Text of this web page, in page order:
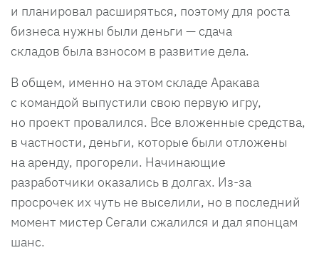
и планировал расширяться, поэтому для роста
бизнеса нужны были деньги — сдача
складов была взносом в развитие дела.
В общем, именно на этом складе Аракава
с командой выпустили свою первую игру,
но проект провалился. Все вложенные средства,
в частности, деньги, которые были отложены
на аренду, прогорели. Начинающие
разработчики оказались в долгах. Из-за
просрочек их чуть не выселили, но в последний
момент мистер Сегали сжалился и дал японцам
шанс.